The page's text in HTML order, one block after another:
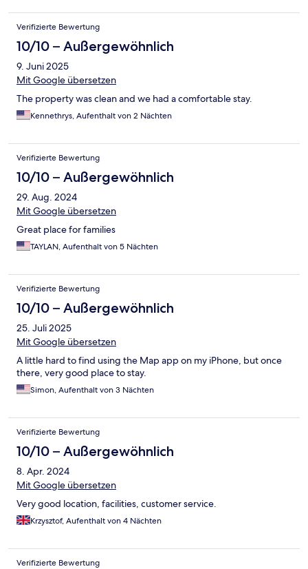
Fahrrad und ein Multigerät mit Gewichten. Die Metrostation ist
2 Minuten Gehweg von der Unterkunft entfernt, 2 Stationen bis
zum Zentrum (Syntagma). Danke an die Unterkunft. Wir hatten
einen wirklich wunderschönen, erholsamen Urlaub :)
Verifizierte Bewertung
10/10 – Außergewöhnlich
9. Juni 2025
Mit Google übersetzen
The property was clean and we had a comfortable stay.
Kennethrys, Aufenthalt von 2 Nächten
Verifizierte Bewertung
10/10 – Außergewöhnlich
29. Aug. 2024
Mit Google übersetzen
Great place for families
TAYLAN, Aufenthalt von 5 Nächten
Verifizierte Bewertung
10/10 – Außergewöhnlich
25. Juli 2025
Mit Google übersetzen
A little hard to find using the Map app on my iPhone, but once
there, very good place to stay.
Simon, Aufenthalt von 3 Nächten
Verifizierte Bewertung
10/10 – Außergewöhnlich
8. Apr. 2024
Mit Google übersetzen
Very good location, facilities, customer service.
Krzysztof, Aufenthalt von 4 Nächten
Verifizierte Bewertung